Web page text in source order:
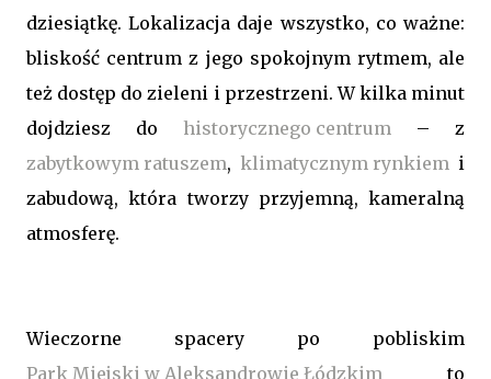
dziesiątkę. Lokalizacja daje wszystko, co ważne:
bliskość centrum z jego spokojnym rytmem, ale
też dostęp do zieleni i przestrzeni. W kilka minut
dojdziesz do historycznego centrum – z
zabytkowym ratuszem, klimatycznym rynkiem i
zabudową, która tworzy przyjemną, kameralną
atmosferę.
Wieczorne spacery po pobliskim
Park Miejski w Aleksandrowie Łódzkim to